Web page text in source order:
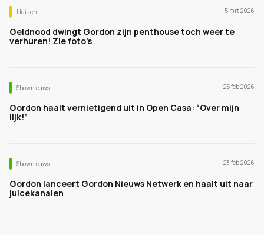
Huizen 5 mrt 2026
Geldnood dwingt Gordon zijn penthouse toch weer te
verhuren! Zie foto’s
Shownieuws 25 feb 2026
Gordon haalt vernietigend uit in Open Casa: “Over mijn
lijk!”
Shownieuws 23 feb 2026
Gordon lanceert Gordon Nieuws Netwerk en haalt uit naar
juicekanalen